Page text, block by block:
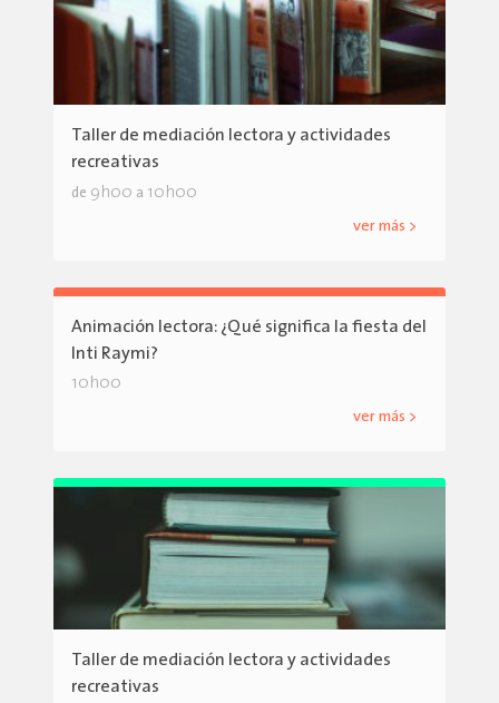
Taller de mediación lectora y actividades
recreativas
de 9h00 a 10h00
ver más >
Animación lectora: ¿Qué significa la fiesta del
Inti Raymi?
10h00
ver más >
Taller de mediación lectora y actividades
recreativas